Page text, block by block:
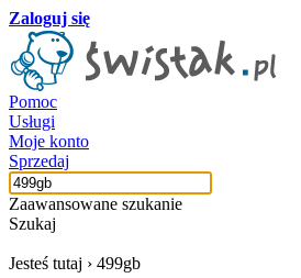
Zaloguj się
Pomoc
Usługi
Moje konto
Sprzedaj
Zaawansowane szukanie
Szukaj
Jesteś tutaj › 499gb